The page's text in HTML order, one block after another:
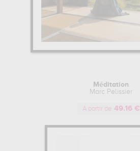
Méditation
Marc Pelissier
A partir de 49.16 €